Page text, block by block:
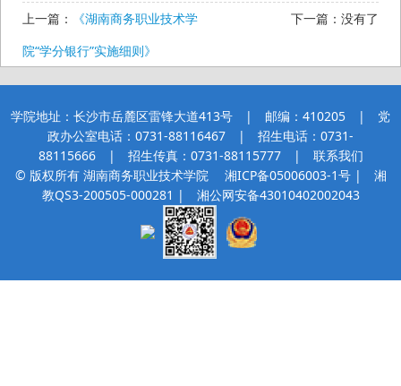
上一篇：
《湖南商务职业技术学
院“学分银行”实施细则》
下一篇：没有了
学院地址：长沙市岳麓区雷锋大道413号 | 邮编：410205 | 党
政办公室电话：0731-88116467 | 招生电话：0731-
88115666 | 招生传真：0731-88115777 | 联系我们
© 版权所有 湖南商务职业技术学院
湘ICP备05006003-1号 | 湘
教QS3-200505-000281 | 湘公网安备43010402002043